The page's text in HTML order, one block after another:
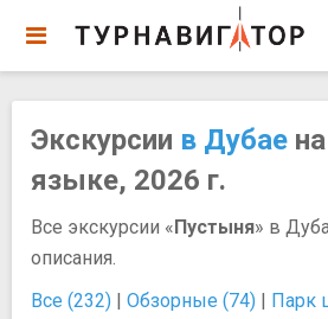
Экскурсии в Дубае
языке, 2026 г.
Все экскурсии «Пустыня» в
описания.
Все (232) | Обзорные (74) | Парк